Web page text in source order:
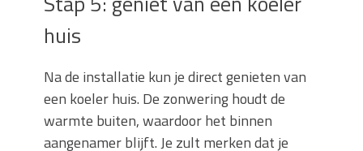
huis
Na de installatie kun je direct genieten van
een koeler huis. De zonwering houdt de
warmte buiten, waardoor het binnen
aangenamer blijft. Je zult merken dat je